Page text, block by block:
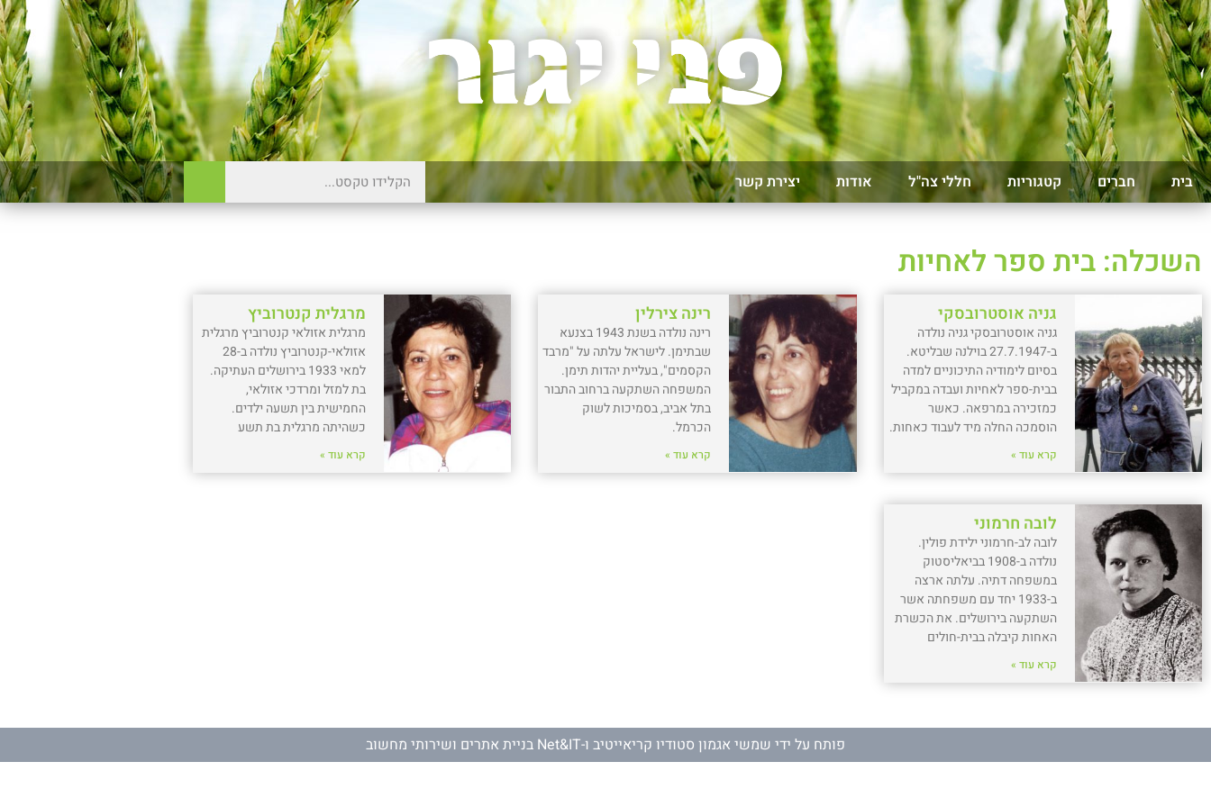
בית חברים קטגוריות חללי צה"ל אודות יצירת קשר
השכלה: בית ספר לאחיות
גניה אוסטרובסקי
גניה אוסטרובסקי גניה נולדה
ב-27.7.1947 בוילנה שבליטא.
בסיום לימודיה התיכוניים למדה
בבית-ספר לאחיות ועבדה במקביל
כמזכירה במרפאה. כאשר
הוסמכה החלה מיד לעבוד כאחות.
קרא עוד »
רינה צירלין
רינה נולדה בשנת 1943 בצנעא
שבתימן. לישראל עלתה על "מרבד
הקסמים", בעליית יהדות תימן.
המשפחה השתקעה ברחוב התבור
בתל אביב, בסמיכות לשוק
הכרמל.
קרא עוד »
מרגלית קנטרוביץ
מרגלית אזולאי קנטרוביץ מרגלית
אזולאי-קנטרוביץ נולדה ב-28
למאי 1933 בירושלים העתיקה.
בת למזל ומרדכי אזולאי,
החמישית בין תשעה ילדים.
כשהיתה מרגלית בת תשע
קרא עוד »
לובה חרמוני
לובה לב-חרמוני ילידת פולין.
נולדה ב-1908 בביאליסטוק
במשפחה דתיה. עלתה ארצה
ב-1933 יחד עם משפחתה אשר
השתקעה בירושלים. את הכשרת
האחות קיבלה בבית-חולים
קרא עוד »
פותח על ידי שמשי אגמון סטודיו קריאייטיב ו-Net&IT בניית אתרים ושירותי מחשוב